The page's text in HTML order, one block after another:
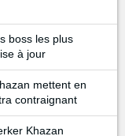
boss les plus
à jour
mettent en
contraignant
Khazan